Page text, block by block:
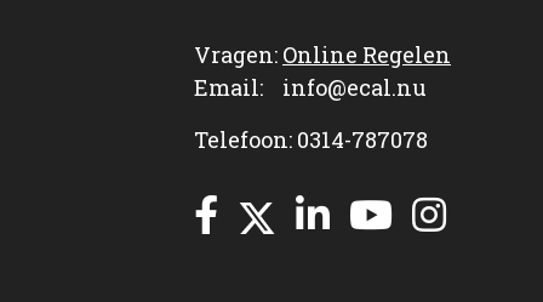
Vragen: Online Regelen
Email: info@ecal.nu
Telefoon: 0314-787078